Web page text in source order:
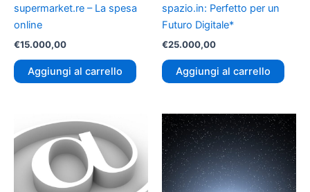
supermarket.re – La spesa
online
€15.000,00
Aggiungi al carrello
spazio.in: Perfetto per un
Futuro Digitale*
€25.000,00
Aggiungi al carrello